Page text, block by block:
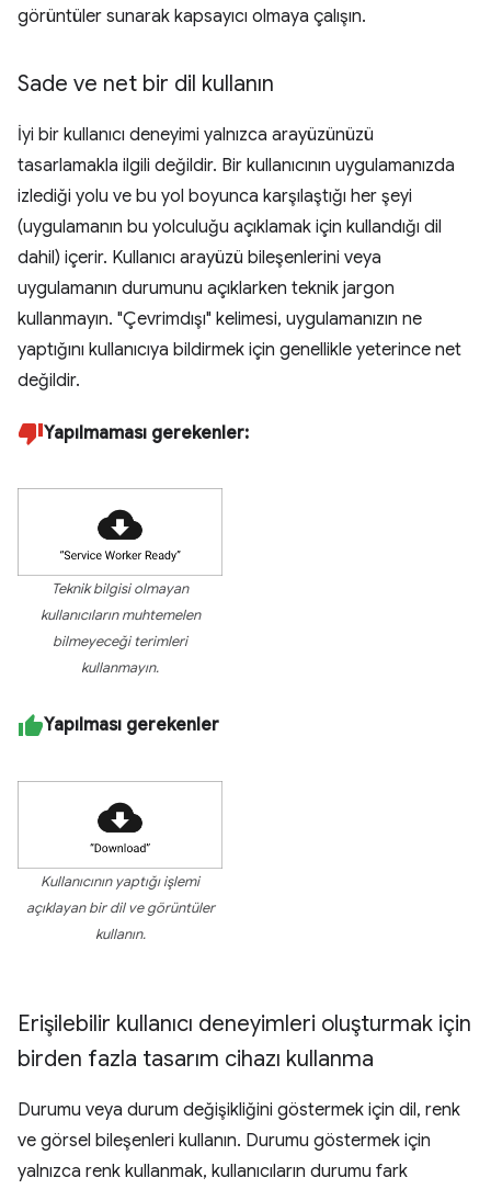
görüntüler sunarak kapsayıcı olmaya çalışın.
Sade ve net bir dil kullanın
İyi bir kullanıcı deneyimi yalnızca arayüzünüzü
tasarlamakla ilgili değildir. Bir kullanıcının uygulamanızda
izlediği yolu ve bu yol boyunca karşılaştığı her şeyi
(uygulamanın bu yolculuğu açıklamak için kullandığı dil
dahil) içerir. Kullanıcı arayüzü bileşenlerini veya
uygulamanın durumunu açıklarken teknik jargon
kullanmayın. "Çevrimdışı" kelimesi, uygulamanızın ne
yaptığını kullanıcıya bildirmek için genellikle yeterince net
değildir.
Yapılmaması gerekenler:
Teknik bilgisi olmayan
kullanıcıların muhtemelen
bilmeyeceği terimleri
kullanmayın.
Yapılması gerekenler
Kullanıcının yaptığı işlemi
açıklayan bir dil ve görüntüler
kullanın.
Erişilebilir kullanıcı deneyimleri oluşturmak için
birden fazla tasarım cihazı kullanma
Durumu veya durum değişikliğini göstermek için dil, renk
ve görsel bileşenleri kullanın. Durumu göstermek için
yalnızca renk kullanmak, kullanıcıların durumu fark